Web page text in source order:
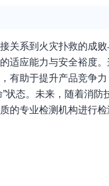
关系到火灾扑救的成
适应能力与安全裕度
有助于提升产品竞争
状态。未来，随着消
的专业检测机构进行